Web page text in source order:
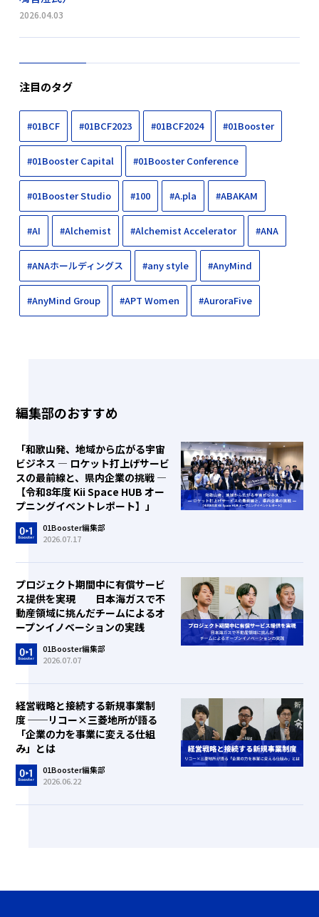
2026.04.03
注目のタグ
#01BCF #01BCF2023 #01BCF2024 #01Booster
#01Booster Capital #01Booster Conference
#01Booster Studio #100 #A.pla #ABAKAM
#AI #Alchemist #Alchemist Accelerator #ANA
#ANAホールディングス #any style #AnyMind
#AnyMind Group #APT Women #AuroraFive
編集部のおすすめ
「和歌山発、地域から広がる宇宙
ビジネス ― ロケット打上げサービ
スの最前線と、県内企業の挑戦 ―
【令和8年度 Kii Space HUB オー
プニングイベントレポート】」
01Booster編集部
2026.07.17
プロジェクト期間中に有償サービ
ス提供を実現 日本海ガスで不
動産領域に挑んだチームによるオ
ープンイノベーションの実践
01Booster編集部
2026.07.07
経営戦略と接続する新規事業制
度 ──リコー×三菱地所が語る
「企業の力を事業に変える仕組
み」とは
01Booster編集部
2026.06.22